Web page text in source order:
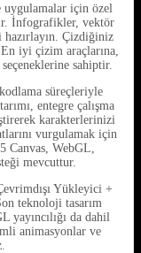
uygulamalar için özel
İnfografikler, vektör
Çizdiğiniz
iyi çizim araçlarına,
sahiptir.
süreçleriyle
entegre çalışma
karakterlerinizi
vurgulamak için
WebGL,
mevcuttur.
Yükleyici +
teknoloji tasarım
da dahil
animasyonlar ve